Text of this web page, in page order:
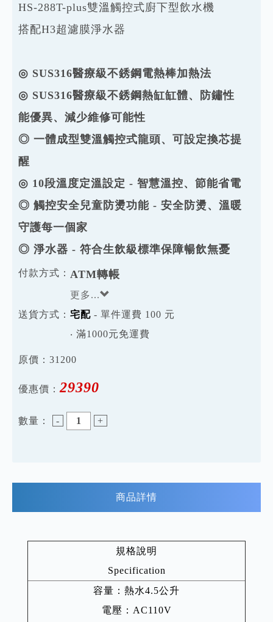
HS-288T-plus雙溫觸控式廚下型飲水機
搭配H3超濾膜淨水器
◎ SUS316醫療級不銹鋼電熱棒加熱法
◎ SUS316醫療級不銹鋼熱缸缸體、防鏽性
能優異、減少維修可能性
◎ 一體成型雙溫觸控式龍頭、可設定換芯提
醒
◎ 10段溫度定溫設定 - 智慧溫控、節能省電
◎ 觸控安全兒童防燙功能 - 安全防燙、溫暖
守護每一個家
◎ 淨水器 - 符合生飲級標準保障暢飲無憂
付款方式： ATM轉帳
更多...
送貨方式： 宅配 - 單件運費 100 元
‧ 滿1000元免運費
原價： 31200
優惠價： 29390
數量： - +
商品詳情
規格說明
Specification
容量：熱水4.5公升
電壓：AC110V